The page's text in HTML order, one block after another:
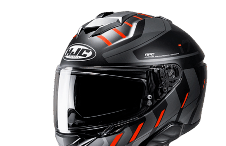
несколько
вариаций.
Опции
можно
выбрать
на
странице
товара.